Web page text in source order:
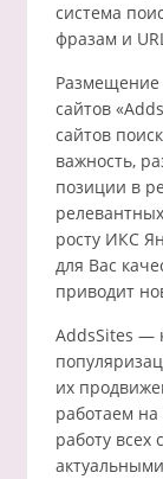
система
фразам и
Размещение
сайтов
сайтов
важность,
позиции в
росту ИКС
для Вас
приводит
AddsSites —
их
работаем на
работу всех